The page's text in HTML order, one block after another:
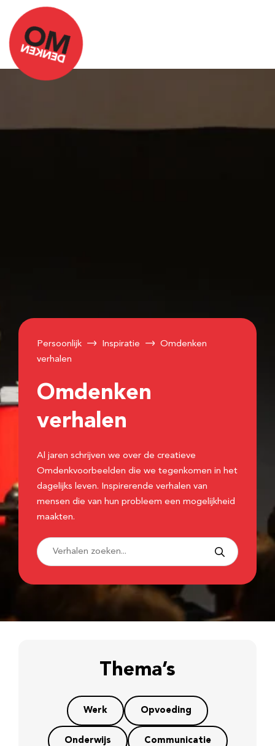
Persoonlijk Inspiratie
Omdenken
verhalen
Omdenken
verhalen
Al jaren schrijven we over de creatieve
Omdenkvoorbeelden die we tegenkomen in het
dagelijks leven. Inspirerende verhalen van
mensen die van hun probleem een mogelijkheid
maakten.
Thema’s
Werk Opvoeding
Onderwijs Communicatie